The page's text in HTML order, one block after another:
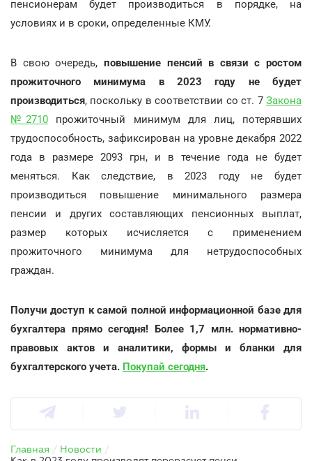
пенсионерам будет производиться в порядке, на
условиях и в сроки, определенные КМУ.
В свою очередь, повышение пенсий в связи с ростом
прожиточного минимума в 2023 году не будет
производиться, поскольку в соответствии со ст. 7 Закона
№2710 прожиточный минимум для лиц, потерявших
трудоспособность, зафиксирован на уровне декабря 2022
года в размере 2093 грн, и в течение года не будет
меняться. Как следствие, в 2023 году не будет
производиться повышение минимального размера
пенсии и других составляющих пенсионных выплат,
размер которых исчисляется с применением
прожиточного минимума для нетрудоспособных
граждан.
Получи доступ к самой полной информационной базе для
бухгалтера прямо сегодня! Более 1,7 млн. нормативно-
правовых актов и аналитики, формы и бланки для
бухгалтерского учета. Покупай сегодня.
Главная / Новости /